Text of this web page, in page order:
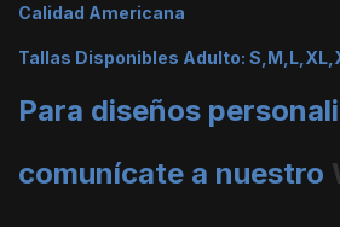
Calidad Americana
Tallas Disponibles Adulto:
Para diseños
comunícate a nuestro